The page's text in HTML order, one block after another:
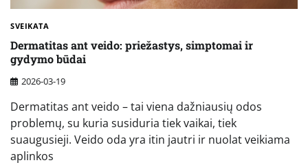
SVEIKATA
Dermatitas ant veido: priežastys, simptomai ir
gydymo būdai
2026-03-19
Dermatitas ant veido – tai viena dažniausių odos
problemų, su kuria susiduria tiek vaikai, tiek
suaugusieji. Veido oda yra itin jautri ir nuolat veikiama
aplinkos